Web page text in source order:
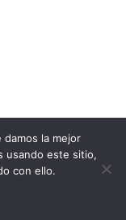
la mejor
usando este sitio,
con ello.